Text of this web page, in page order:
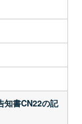
知書CN22の記